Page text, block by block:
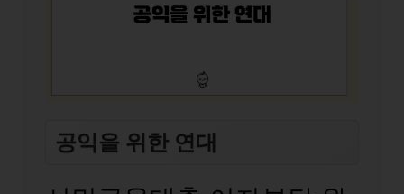
공익을 위한 연대